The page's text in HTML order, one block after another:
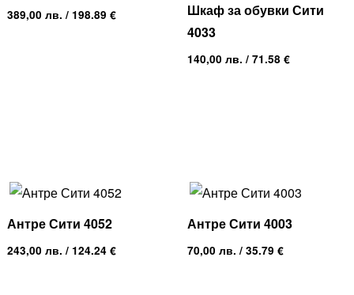
389,00 лв. / 198.89 €
Шкаф за обувки Сити
4033
140,00лв. / 71.58 €
Антре Сити 4052
243,00 лв. / 124.24 €
Антре Сити 4003
70,00лв. / 35.79 €